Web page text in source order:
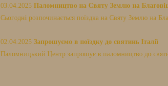
03.04.2025 Паломництво на Святу Землю на
Сьогодні розпочинається поїздка на Святу Землю на
02.04.2025 Запрошуємо в поїздку до святинь Італії
Паломницький Центр запрошує в паломництво до